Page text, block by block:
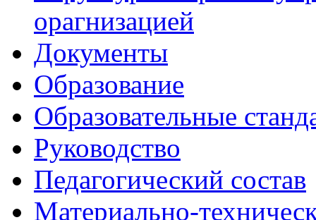
орагнизацией
Документы
Образование
Образовательные
Руководство
Педагогический состав
Материально-